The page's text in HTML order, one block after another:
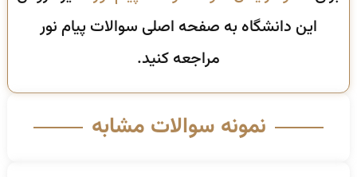
این دانشگاه به صفحه اصلی سوالات پیام نور
مراجعه کنید.
نمونه سوالات مشابه